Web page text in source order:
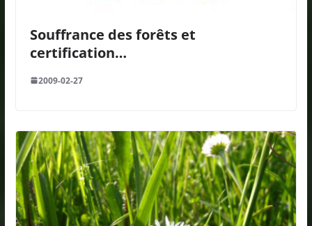
Souffrance des forêts et
certification…
2009-02-27